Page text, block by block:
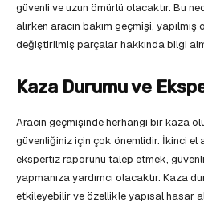
güvenli ve uzun ömürlü olacaktır. Bu
alırken aracın bakım geçmişi,
değiştirilmiş parçalar hakkında bilgi
Kaza Durumu ve
Aracın geçmişinde herhangi bir kaza
güvenliğiniz için çok önemlidir. İkinci el
ekspertiz raporunu talep etmek,
yapmanıza yardımcı olacaktır. Kaza
etkileyebilir ve özellikle yapısal hasar